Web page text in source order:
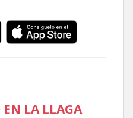
EN LA LLAGA